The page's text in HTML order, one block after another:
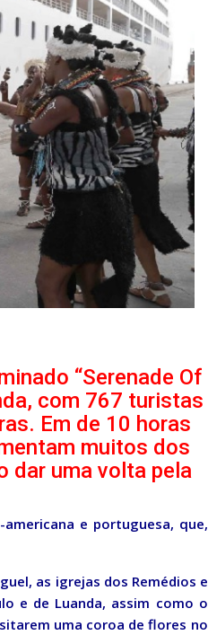
“Serenade Of
com 767 turistas
Em de 10 horas
muitos dos
dar uma volta pela
e portuguesa, que,
as igrejas dos Remédios e
e de Luanda, assim como o
uma coroa de flores no